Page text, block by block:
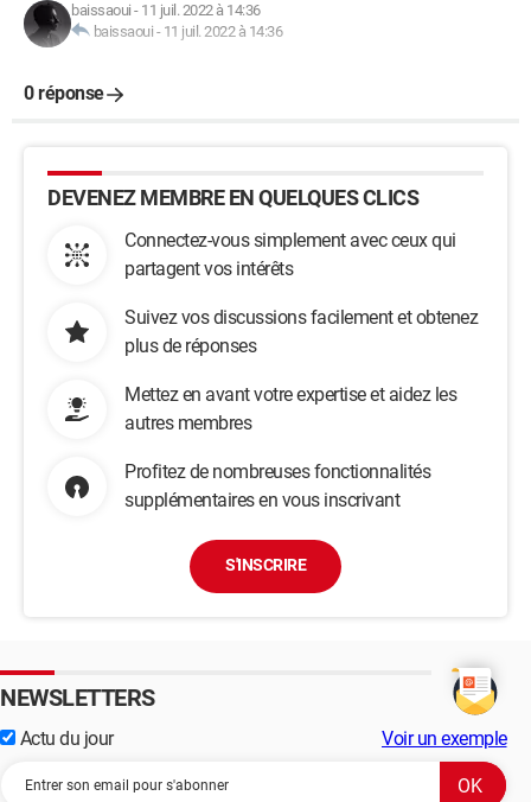
baissaoui - 11 juil. 2022 à 14:36
baissaoui - 11 juil. 2022 à 14:36
0 réponse
DEVENEZ MEMBRE EN QUELQUES CLICS
Connectez-vous simplement avec ceux qui
partagent vos intérêts
Suivez vos discussions facilement et obtenez
plus de réponses
Mettez en avant votre expertise et aidez les
autres membres
Profitez de nombreuses fonctionnalités
supplémentaires en vous inscrivant
S'INSCRIRE
NEWSLETTERS
Actu du jour Voir un exemple